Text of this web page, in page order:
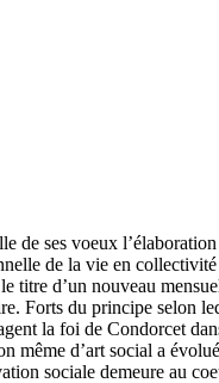
ses voeux
de la vie en
titre d’un nouveau
Forts du principe selon
la foi de Condorcet
même d’art social a
sociale demeure au